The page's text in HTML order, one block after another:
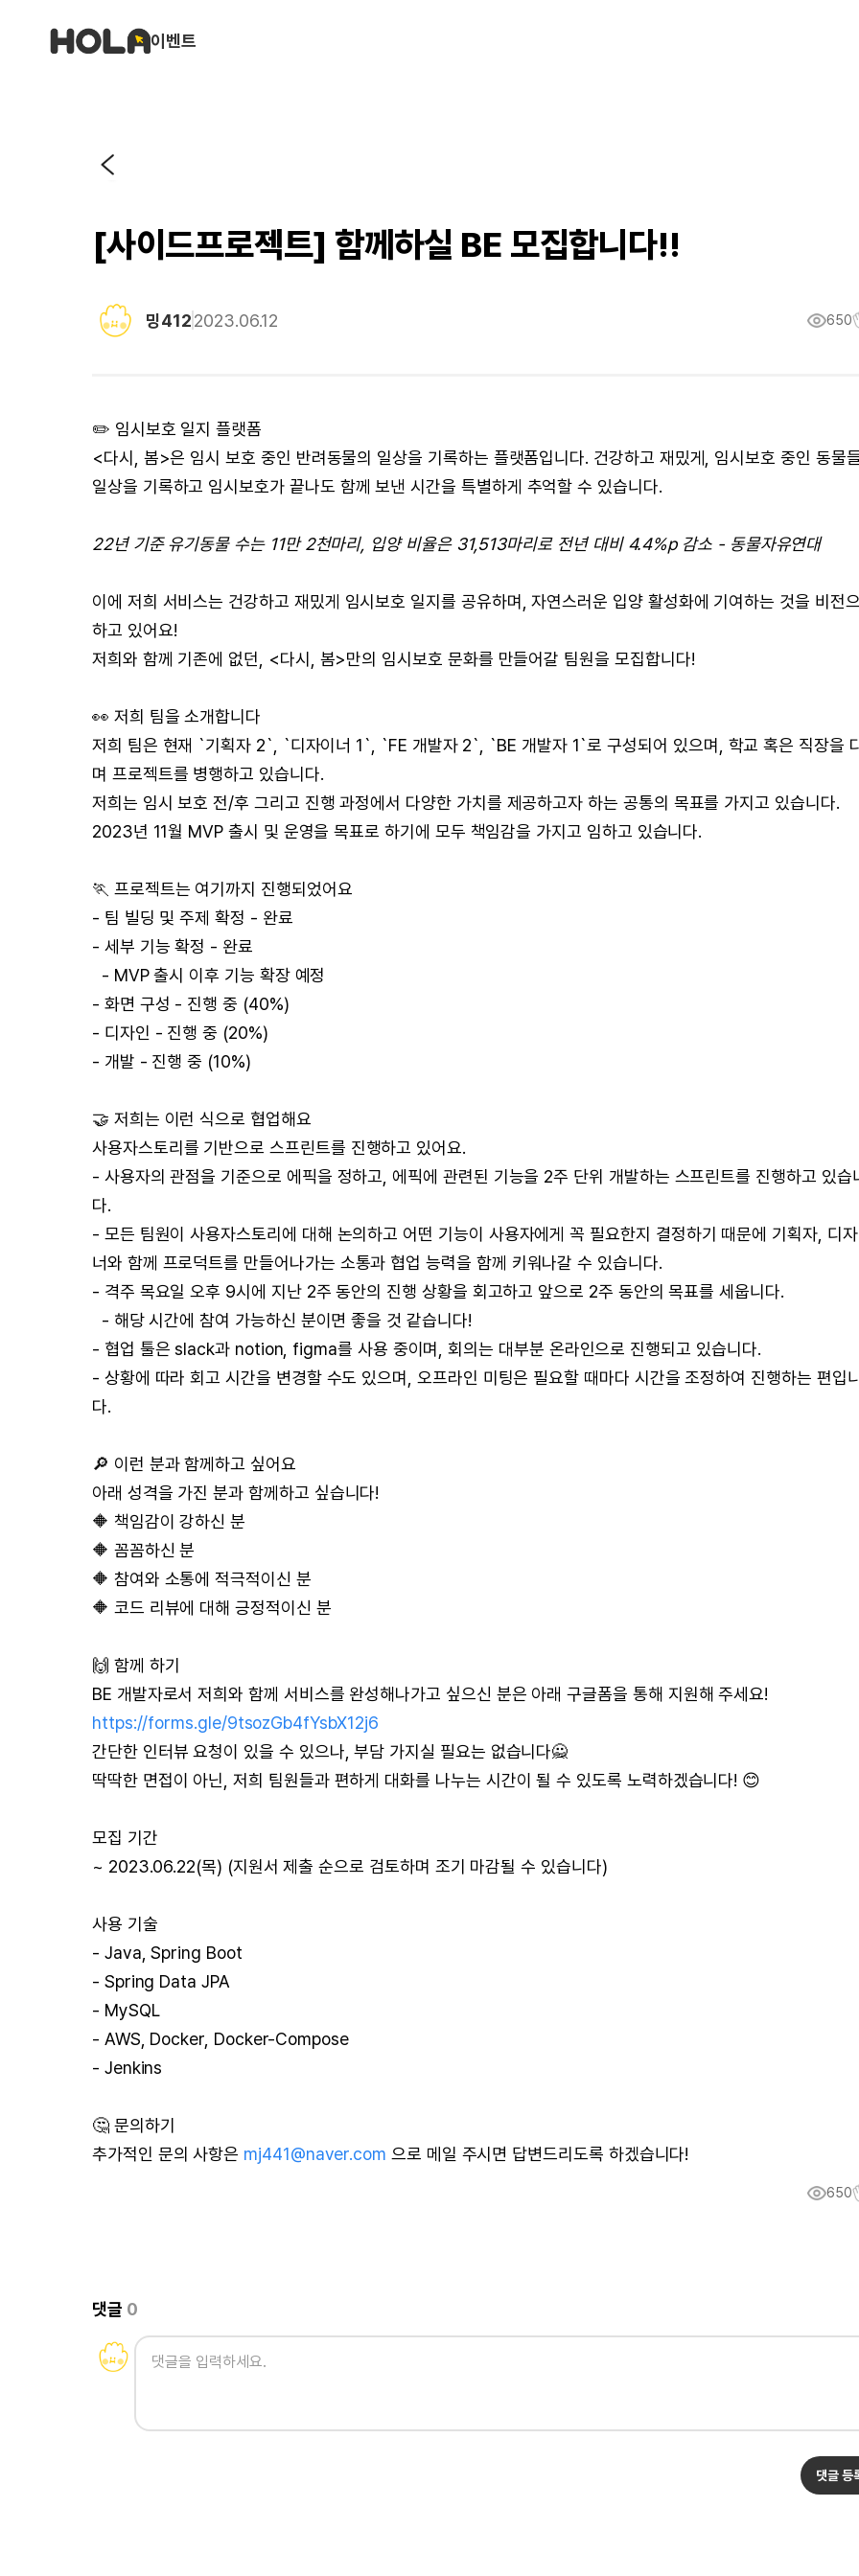
이벤트
[사이드프로젝트] 함께하실 BE 모집합니다!!
밍4122023.06.12 650
✏️ 임시보호 일지 플랫폼
<다시, 봄>은 임시 보호 중인 반려동물의 일상을 기록하는 플랫폼입니다. 건강하고 재밌게, 임시보호 중인 동물
일상을 기록하고 임시보호가 끝나도 함께 보낸 시간을 특별하게 추억할 수 있습니다.
22년 기준 유기동물 수는 11만 2천마리, 입양 비율은 31,513마리로 전년 대비 4.4%p 감소 - 동물자유연대
이에 저희 서비스는 건강하고 재밌게 임시보호 일지를 공유하며, 자연스러운 입양 활성화에 기여하는 것을 비전
하고 있어요!
저희와 함께 기존에 없던, <다시, 봄>만의 임시보호 문화를 만들어갈 팀원을 모집합니다!
👀 저희 팀을 소개합니다
저희 팀은 현재 `기획자 2`, `디자이너 1`, `FE 개발자 2`, `BE 개발자 1`로 구성되어 있으며, 학교 혹은 직장을
며 프로젝트를 병행하고 있습니다.
저희는 임시 보호 전/후 그리고 진행 과정에서 다양한 가치를 제공하고자 하는 공통의 목표를 가지고 있습니다.
2023년 11월 MVP 출시 및 운영을 목표로 하기에 모두 책임감을 가지고 임하고 있습니다.
🏃 프로젝트는 여기까지 진행되었어요
- 팀 빌딩 및 주제 확정 - 완료
- 세부 기능 확정 - 완료
- MVP 출시 이후 기능 확장 예정
- 화면 구성 - 진행 중 (40%)
- 디자인 - 진행 중 (20%)
- 개발 - 진행 중 (10%)
🤝 저희는 이런 식으로 협업해요
사용자스토리를 기반으로 스프린트를 진행하고 있어요.
- 사용자의 관점을 기준으로 에픽을 정하고, 에픽에 관련된 기능을 2주 단위 개발하는 스프린트를 진행하고 있습
다.
- 모든 팀원이 사용자스토리에 대해 논의하고 어떤 기능이 사용자에게 꼭 필요한지 결정하기 때문에 기획자, 디
너와 함께 프로덕트를 만들어나가는 소통과 협업 능력을 함께 키워나갈 수 있습니다.
- 격주 목요일 오후 9시에 지난 2주 동안의 진행 상황을 회고하고 앞으로 2주 동안의 목표를 세웁니다.
- 해당 시간에 참여 가능하신 분이면 좋을 것 같습니다!
- 협업 툴은 slack과 notion, figma를 사용 중이며, 회의는 대부분 온라인으로 진행되고 있습니다.
- 상황에 따라 회고 시간을 변경할 수도 있으며, 오프라인 미팅은 필요할 때마다 시간을 조정하여 진행하는 편입
다.
🔎 이런 분과 함께하고 싶어요
아래 성격을 가진 분과 함께하고 싶습니다!
🔶 책임감이 강하신 분
🔶 꼼꼼하신 분
🔶 참여와 소통에 적극적이신 분
🔶 코드 리뷰에 대해 긍정적이신 분
🙌 함께 하기
BE 개발자로서 저희와 함께 서비스를 완성해나가고 싶으신 분은 아래 구글폼을 통해 지원해 주세요!
https://forms.gle/9tsozGb4fYsbX12j6
간단한 인터뷰 요청이 있을 수 있으나, 부담 가지실 필요는 없습니다🙅
딱딱한 면접이 아닌, 저희 팀원들과 편하게 대화를 나누는 시간이 될 수 있도록 노력하겠습니다! 😊
모집 기간
~ 2023.06.22(목) (지원서 제출 순으로 검토하며 조기 마감될 수 있습니다)
사용 기술
- Java, Spring Boot
- Spring Data JPA
- MySQL
- AWS, Docker, Docker-Compose
- Jenkins
🤔 문의하기
추가적인 문의 사항은 mj441@naver.com 으로 메일 주시면 답변드리도록 하겠습니다!
650
댓글 0
댓글 등